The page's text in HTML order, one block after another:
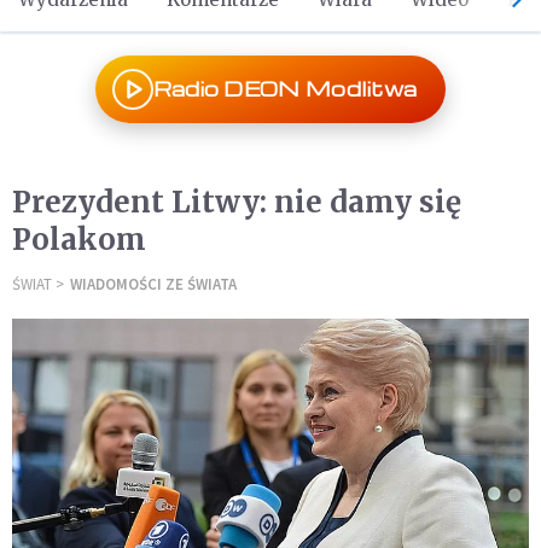
Radio DEON Modlitwa
Prezydent Litwy: nie damy się
Polakom
ŚWIAT WIADOMOŚCI ZE ŚWIATA